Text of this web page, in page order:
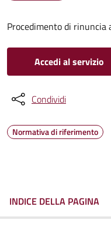
Procedimento di rinuncia
Accedi al servizio
Condividi
Normativa di riferimento
INDICE DELLA PAGINA